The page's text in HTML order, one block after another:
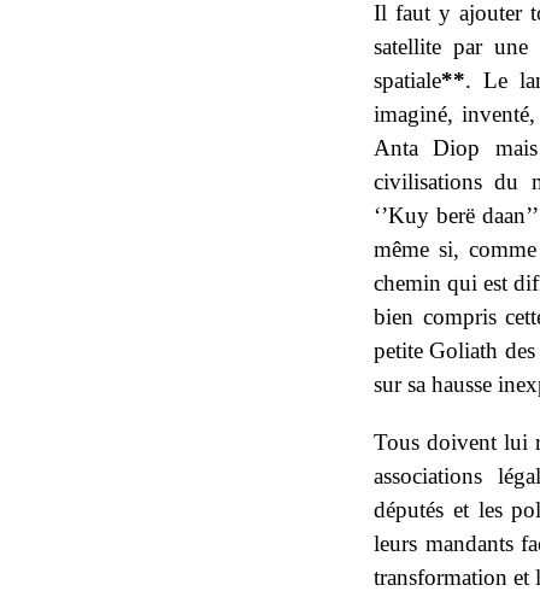
Il faut y ajouter
satellite par une
spatiale**. Le
imaginé,
Anta Diop
civilisations du
‘’Kuy berë
même si,
chemin qui est
bien compris
petite Goliath
sur sa hausse
Tous doivent lui
associations
députés et les
leurs mandants
transformation et